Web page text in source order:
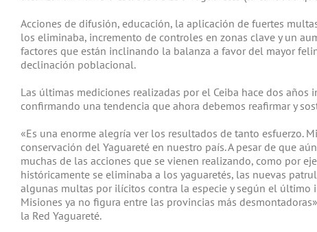
Acciones de difusión, educación, la aplicación de fuertes
los eliminaba, incremento de controles en zonas clave y un
factores que están inclinando la balanza a favor del mayor
declinación poblacional.
Las últimas mediciones realizadas por el Ceiba hace dos
confirmando una tendencia que ahora debemos reafirmar y
«Es una enorme alegría ver los resultados de tanto esfuerzo.
conservación del Yaguareté en nuestro país. A pesar de que
muchas de las acciones que se vienen realizando, como por
históricamente se eliminaba a los yaguaretés, las nuevas
algunas multas por ilícitos contra la especie y según el último
Misiones ya no figura entre las provincias más
la Red Yaguareté.